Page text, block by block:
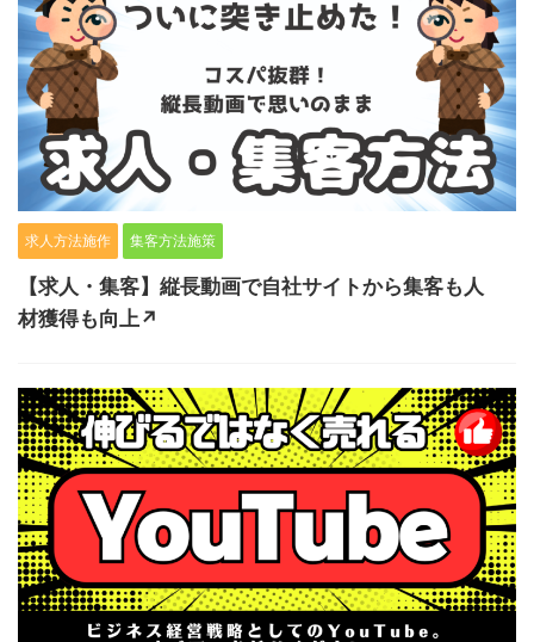
求人方法施作 集客方法施策
【求人・集客】縦長動画で自社サイトから集客も人
材獲得も向上↗️